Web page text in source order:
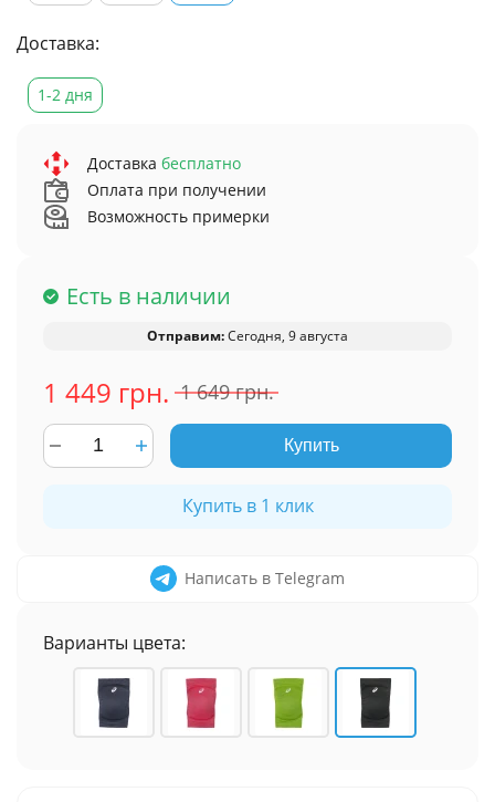
Доставка:
1-2 дня
Доставка бесплатно
Оплата при получении
Возможность примерки
Есть в наличии
Отправим:Сегодня, 9 августа
1 449 грн. 1 649 грн.
Купить
Купить в 1 клик
Написать в Telegram
Варианты цвета: